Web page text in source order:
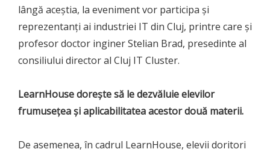
lângă aceștia, la eveniment vor participa și
reprezentanți ai industriei IT din Cluj, printre care și
profesor doctor inginer Stelian Brad, presedinte al
consiliului director al Cluj IT Cluster.
LearnHouse dorește să le dezvăluie elevilor
frumusețea și aplicabilitatea acestor două materii.
De asemenea, în cadrul LearnHouse, elevii doritori